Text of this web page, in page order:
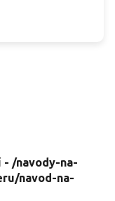
- /navody-na-
navod-na-